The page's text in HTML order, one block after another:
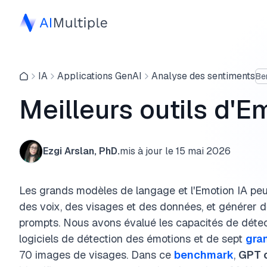
IA Applications GenAI Analyse des sentiments
Meilleurs outils
Ezgi Arslan, PhD.mis à jour le15 mai 2026
Les grands modèles de langage et l'Emotion IA
des voix, des visages et des données, et générer
prompts. Nous avons évalué les capacités de
logiciels de détection des émotions et de sept
70 images de visages. Dans ce benchmark, GPT